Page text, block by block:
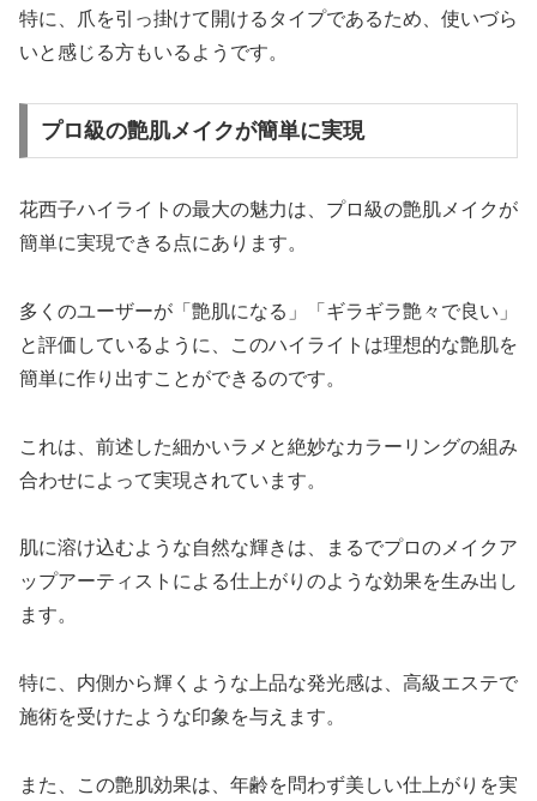
特に、爪を引っ掛けて開けるタイプであるため、使いづら
いと感じる方もいるようです。
プロ級の艶肌メイクが簡単に実現
花西子ハイライトの最大の魅力は、プロ級の艶肌メイクが
簡単に実現できる点にあります。
多くのユーザーが「艶肌になる」「ギラギラ艶々で良い」
と評価しているように、このハイライトは理想的な艶肌を
簡単に作り出すことができるのです。
これは、前述した細かいラメと絶妙なカラーリングの組み
合わせによって実現されています。
肌に溶け込むような自然な輝きは、まるでプロのメイクア
ップアーティストによる仕上がりのような効果を生み出し
ます。
特に、内側から輝くような上品な発光感は、高級エステで
施術を受けたような印象を与えます。
また、この艶肌効果は、年齢を問わず美しい仕上がりを実